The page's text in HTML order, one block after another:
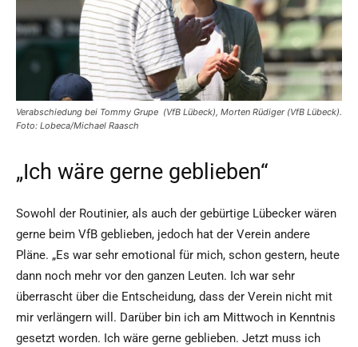
Verabschiedung bei Tommy Grupe (VfB Lübeck), Morten Rüdiger (VfB Lübeck).
Foto: Lobeca/Michael Raasch
„Ich wäre gerne geblieben“
Sowohl der Routinier, als auch der gebürtige Lübecker wären
gerne beim VfB geblieben, jedoch hat der Verein andere
Pläne. „Es war sehr emotional für mich, schon gestern, heute
dann noch mehr vor den ganzen Leuten. Ich war sehr
überrascht über die Entscheidung, dass der Verein nicht mit
mir verlängern will. Darüber bin ich am Mittwoch in Kenntnis
gesetzt worden. Ich wäre gerne geblieben. Jetzt muss ich